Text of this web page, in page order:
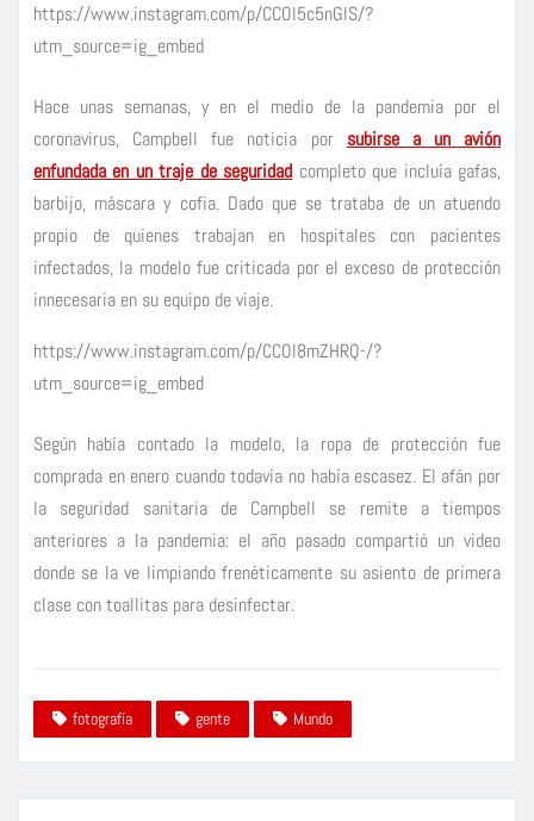
https://www.instagram.com/p/CCOl5c5nGlS/?
utm_source=ig_embed
Hace unas semanas, y en el medio de la pandemia por el
coronavirus, Campbell fue noticia por subirse a un avión
enfundada en un traje de seguridad completo que incluía gafas,
barbijo, máscara y cofia. Dado que se trataba de un atuendo
propio de quienes trabajan en hospitales con pacientes
infectados, la modelo fue criticada por el exceso de protección
innecesaria en su equipo de viaje.
https://www.instagram.com/p/CCOl8mZHRQ-/?
utm_source=ig_embed
Según había contado la modelo, la ropa de protección fue
comprada en enero cuando todavía no había escasez. El afán por
la seguridad sanitaria de Campbell se remite a tiempos
anteriores a la pandemia: el año pasado compartió un video
donde se la ve limpiando frenéticamente su asiento de primera
clase con toallitas para desinfectar.
fotografía gente Mundo